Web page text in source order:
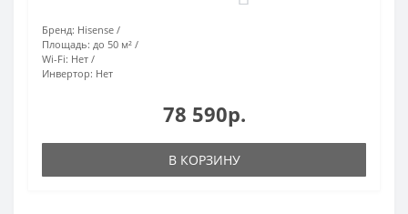
Бренд: Hisense
Площадь: до 50 м²
Wi-Fi: Нет
Инвертор: Нет
78 590р.
В КОРЗИНУ